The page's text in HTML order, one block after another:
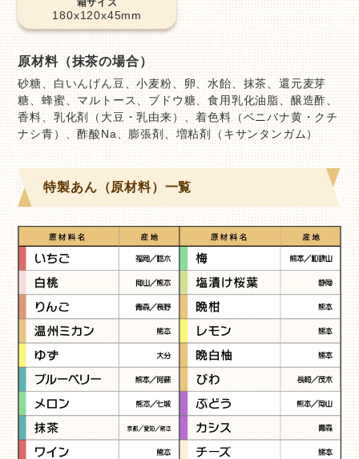
180x120x45mm
原材料（抹茶の場合）
砂糖、白いんげん豆、小麦粉、卵、水飴、抹茶、還元麦芽
糖、蜂蜜、マルトース、ブドウ糖、食用乳化油脂、醸造酢、
香料、乳化剤（大豆・乳由来）、着色料（ベニバナ黄・クチ
ナシ青）、酢酸Na、膨張剤、増粘剤（キサンタンガム）
特製あん（原材料）一覧